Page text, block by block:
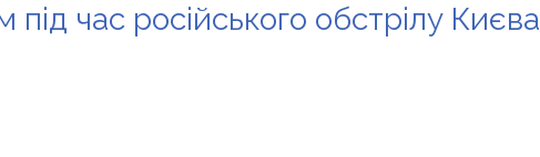
час російського обстрілу Києва